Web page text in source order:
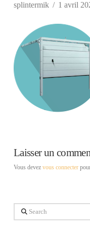
splintermik 1 avril
Laisser un
Vous devez vous connecter
Search